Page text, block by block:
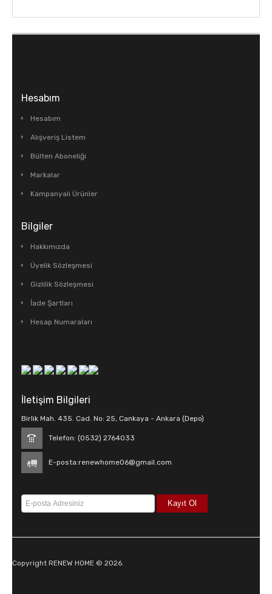
Hesabım
Hesabım
Alışveriş Listem
Bülten Aboneliği
Markalar
Kampanyalı Ürünler
Bilgiler
Hakkımızda
Üyelik Sözleşmesi
Gizlilik Sözleşmesi
İade Şartları
Hesap Numaraları
İletişim Bilgileri
Birlik Mah. 435. Cad. No: 25, Cankaya - Ankara (Depo)
Telefon: (0532) 2764033
E-posta:renewhome06@gmail.com
Copyright RENEW HOME © 2026.